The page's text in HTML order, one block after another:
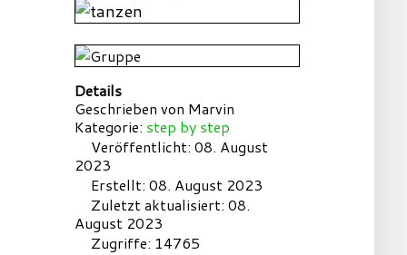
Details
Geschrieben von Marvin
Kategorie: step by step
Veröffentlicht: 08. August
2023
Erstellt: 08. August 2023
Zuletzt aktualisiert: 08.
August 2023
Zugriffe: 14765